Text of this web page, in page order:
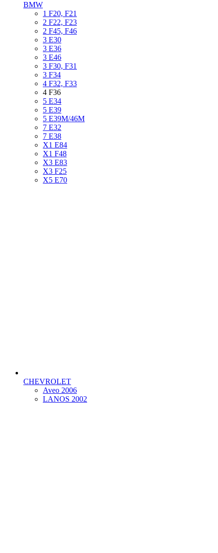
BMW
1 F20, F21
2 F22, F23
2 F45, F46
3 E30
3 E36
3 E46
3 F30, F31
3 F34
4 F32, F33
4 F36
5 E34
5 E39
5 E39М/46М
7 E32
7 E38
X1 E84
X1 F48
X3 E83
X3 F25
X5 E70
CHEVROLET
Aveo 2006
LANOS 2002